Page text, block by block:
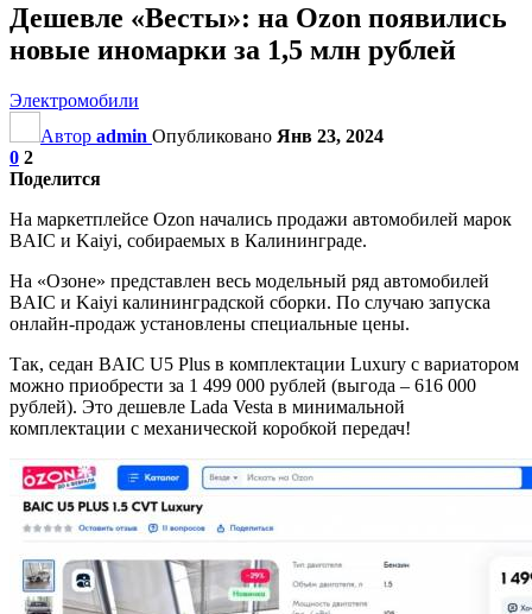
Дешевле «Весты»: на Ozon появились
новые иномарки за 1,5 млн рублей
Электромобили
Автор admin Опубликовано Янв 23, 2024
0 2
Поделится
На маркетплейсе Ozon начались продажи автомобилей марок
BAIC и Kaiyi, собираемых в Калининграде.
На «Озоне» представлен весь модельный ряд автомобилей
BAIC и Kaiyi калининградской сборки. По случаю запуска
онлайн-продаж установлены специальные цены.
Так, седан BAIC U5 Plus в комплектации Luxury с вариатором
можно приобрести за 1 499 000 рублей (выгода – 616 000
рублей). Это дешевле Lada Vesta в минимальной
комплектации с механической коробкой передач!